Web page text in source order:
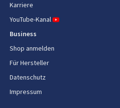
Karriere
YouTube-Kanal
Business
Shop anmelden
Für Hersteller
Datenschutz
Impressum